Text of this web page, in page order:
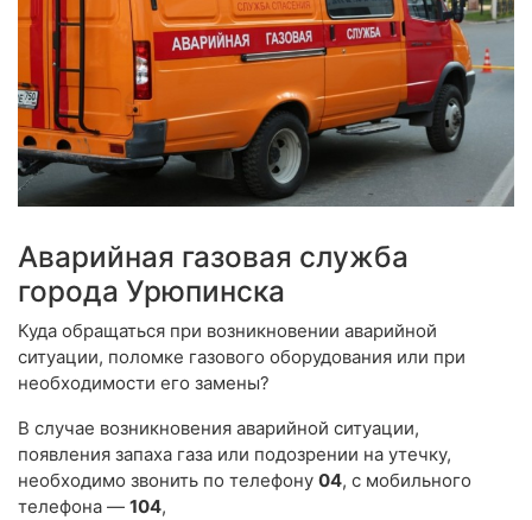
Аварийная газовая служба
города Урюпинска
Куда обращаться при возникновении аварийной
ситуации, поломке газового оборудования или при
необходимости его замены?
В случае возникновения аварийной ситуации,
появления запаха газа или подозрении на утечку,
необходимо звонить по телефону 04, с мобильного
телефона — 104,